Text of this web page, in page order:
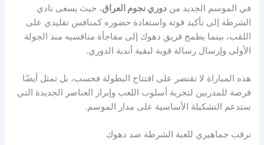
في الموسم الجديد مندوري نجوم العراق، حيث يسعى نادي
الشرطة إلى تأكيد قوته واستعادة حضوره كمنافس تقليدي على
اللقب، بينما يطمح فريق دهوك إلى مفاجأة منافسيه منذ الجولة
الأولى وإرسال رسالة قوية لبقية أندية الدوري.
هذه المباراة لا تقتصر على افتتاح البطولة فحسب، بل تمثل أيضًا
فرصة للمدربين لتجربة أسلوب اللعب وإبراز العناصر الجديدة التي
ستدعم التشكيلة الأساسية على مدار الموسم.
ترقب جماهيري للعبة الشرطة ضد دهوك